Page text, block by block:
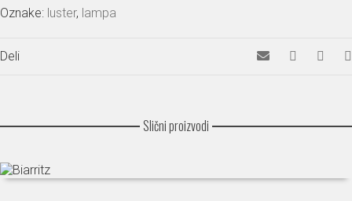
Oznake: luster, lampa
Deli
Slični proizvodi